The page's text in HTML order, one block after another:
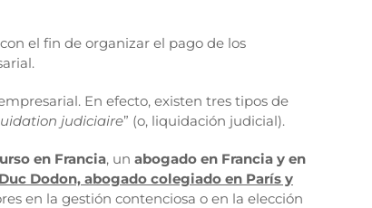
el fin de organizar el pago de los
En efecto, existen tres tipos de
judiciaire” (o, liquidación judicial).
en Francia, un abogado en Francia y en
Dodon, abogado colegiado en París y
en la gestión contenciosa o en la elección